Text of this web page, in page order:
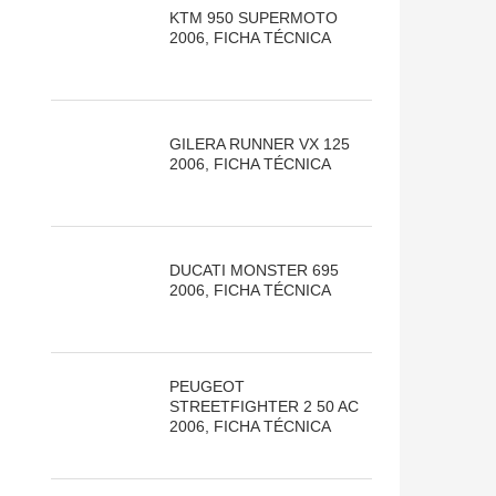
KTM 950 SUPERMOTO
2006, FICHA TÉCNICA
GILERA RUNNER VX 125
2006, FICHA TÉCNICA
DUCATI MONSTER 695
2006, FICHA TÉCNICA
PEUGEOT
STREETFIGHTER 2 50 AC
2006, FICHA TÉCNICA